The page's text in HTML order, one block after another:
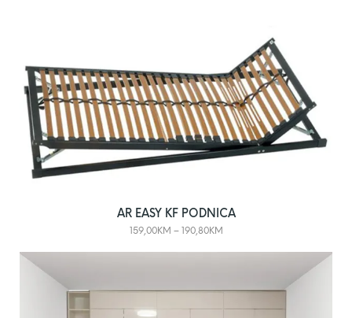
AR EASY KF PODNICA
159,00KM – 190,80KM